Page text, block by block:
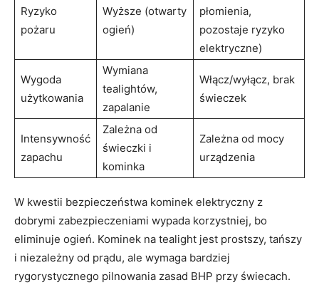
Ryzyko
pożaru
Wyższe (otwarty
ogień)
płomienia,
pozostaje ryzyko
elektryczne)
Wygoda
użytkowania
Wymiana
tealightów,
zapalanie
Włącz/wyłącz, brak
świeczek
Intensywność
zapachu
Zależna od
świeczki i
kominka
Zależna od mocy
urządzenia
W kwestii bezpieczeństwa kominek elektryczny z
dobrymi zabezpieczeniami wypada korzystniej, bo
eliminuje ogień. Kominek na tealight jest prostszy, tańszy
i niezależny od prądu, ale wymaga bardziej
rygorystycznego pilnowania zasad BHP przy świecach.